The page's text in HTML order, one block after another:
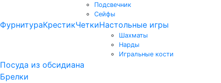
Подсвечник
Сейфы
ФурнитураКрестикЧеткиНастольные игры
Шахматы
Нарды
Игральные кости
Посуда из обсидиана
Брелки